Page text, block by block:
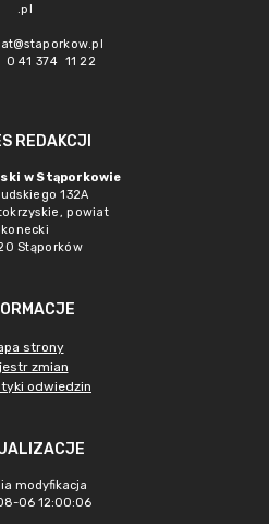
.pl
41 374 11 22
REDAKCJI
w Stąporkowie
132A
powiat
konecki
Stąporków
strony
zmian
odwiedzin
modyfikacja
06 12:00:06